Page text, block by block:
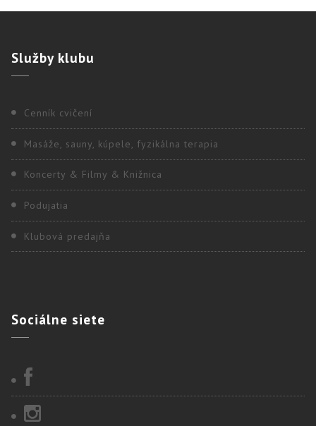
Službyklubu
Cenník cvičení
Masáže, sauny, kúpele, fyzikálna terapia
Koncerty & Filmy & Knižnica
Podujatia
Klubová predajňa
Sociálne siete